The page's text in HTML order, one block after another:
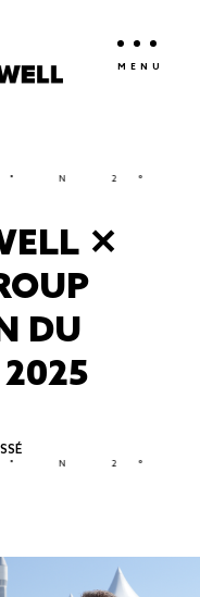
MENU
2° 21'
✕
DU
2025
2° 21'